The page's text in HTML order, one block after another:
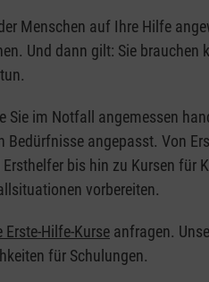
Menschen auf Ihre Hilfe
Und dann gilt: Sie
Sie im Notfall angemessen
angepasst. Von
bis hin zu Kursen für
vorbereiten.
Hilfe-Kurse anfragen.
für Schulungen.